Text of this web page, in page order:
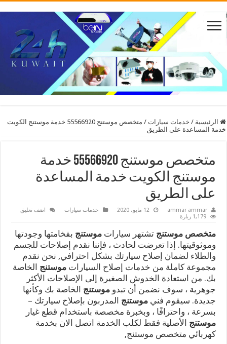
الرئيسية / خدمات سيارات /
متخصص موستنج 55566920 خدمة موستنج الكويت
خدمة المساعدة على الطريق
متخصص موستنج 55566920 خدمة
موستنج الكويت خدمة المساعدة
على الطريق
ammar ammar 12 مايو، 2020 خدمات سيارات
اضف تعليق
1,179 زيارة
متخصص موستنجتشتهر سياراتموستنج بفخامتها وجودتها
وموثوقيتها. إذا تعرضت لحادث ، فإننا نقدم إصلاحات للجسم
والطلاء لضمان إصلاح سيارتك بشكل احترافي, نحن نقدم
مجموعة كاملة من خدمات إصلاح السياراتموستنج الخاصة
بك. من استعادة الخدوش الصغيرة إلى الإصلاحات الأكثر
جوهرية ، سوف نضمن أن تبدوموستنج الخاصة بك وكأنها
جديدة. سيقوم فنيموستنج المدربون بإصلاح سيارتك –
بسرعة ، واحترافًا ، وبخبرة مخصصة باستخدام قطع غيار
موستنج الأصلية فقط لكلب الخدمة اتصل الان بخدمة
كهربائي متخصص موستنج,